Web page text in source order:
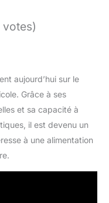
aujourd’hui sur le
Grâce à ses
et sa capacité à
il est devenu un
à une alimentation